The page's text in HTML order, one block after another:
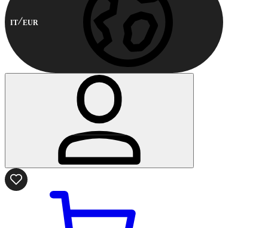
IT EUR